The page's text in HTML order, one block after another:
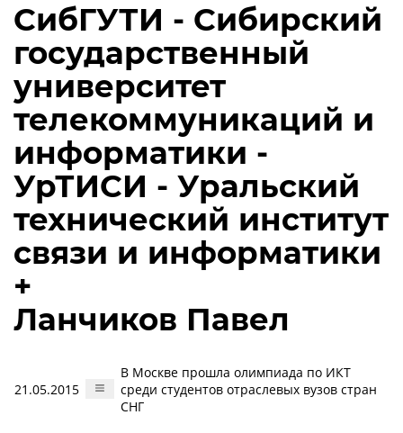
СибГУТИ - Сибирский
государственный
университет
телекоммуникаций и
информатики -
УрТИСИ - Уральский
технический институт
связи и информатики
+
Ланчиков Павел
21.05.2015
В Москве прошла олимпиада по ИКТ
среди студентов отраслевых вузов стран
СНГ